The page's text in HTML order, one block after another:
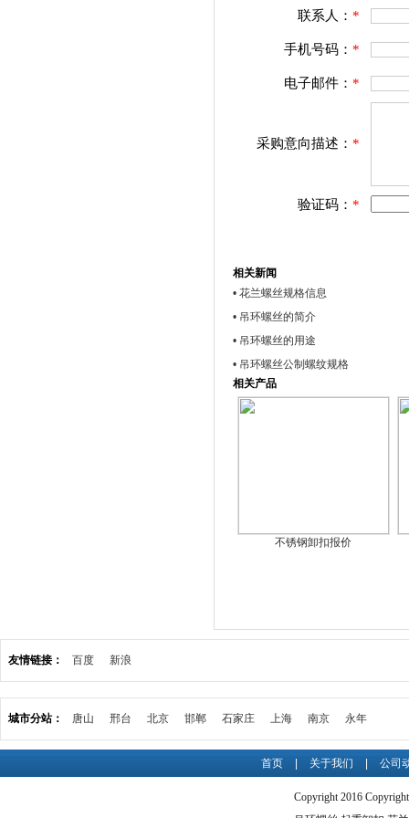
联系人： *
手机号码： *
电子邮件： *
采购意向描述： *
验证码： *
相关新闻
• 花兰螺丝规格信息
• 吊环螺丝的简介
• 吊环螺丝的用途
• 吊环螺丝公制螺纹规格
相关产品
不锈钢卸扣报价
友情链接： 百度 新浪
城市分站： 唐山 邢台 北京 邯郸 石家庄 上海 南京 永年
首页 关于我们 公司
Copyright 2016